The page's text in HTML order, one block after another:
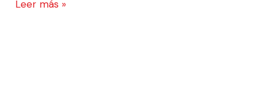
Leer más »